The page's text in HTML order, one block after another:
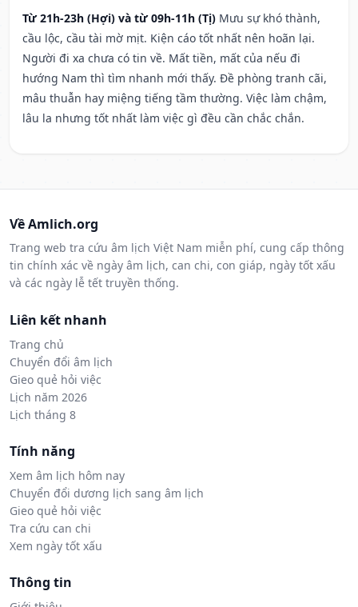
Từ 21h-23h (Hợi) và từ 09h-11h (Tị) Mưu sự khó thành,
cầu lộc, cầu tài mờ mịt. Kiện cáo tốt nhất nên hoãn lại.
Người đi xa chưa có tin về. Mất tiền, mất của nếu đi
hướng Nam thì tìm nhanh mới thấy. Đề phòng tranh cãi,
mâu thuẫn hay miệng tiếng tầm thường. Việc làm chậm,
lâu la nhưng tốt nhất làm việc gì đều cần chắc chắn.
Về Amlich.org
Trang web tra cứu âm lịch Việt Nam miễn phí, cung cấp thông
tin chính xác về ngày âm lịch, can chi, con giáp, ngày tốt xấu
và các ngày lễ tết truyền thống.
Liên kết nhanh
Trang chủ
Chuyển đổi âm lịch
Gieo quẻ hỏi việc
Lịch năm 2026
Lịch tháng 8
Tính năng
Xem âm lịch hôm nay
Chuyển đổi dương lịch sang âm lịch
Gieo quẻ hỏi việc
Tra cứu can chi
Xem ngày tốt xấu
Thông tin